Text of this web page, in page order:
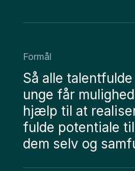
Formål
Så alle
unge får
hjælp til at
fulde potentiale
dem selv og